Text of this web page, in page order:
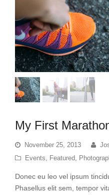
My First
November 25, 2013
Events, Featured,
Donec eu leo vel ipsum
Phasellus elit sem, tempor